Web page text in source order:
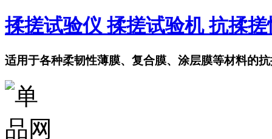
揉搓试验仪 揉搓试验机 抗揉
适用于各种柔韧性薄膜、复合膜、涂层膜等材料的